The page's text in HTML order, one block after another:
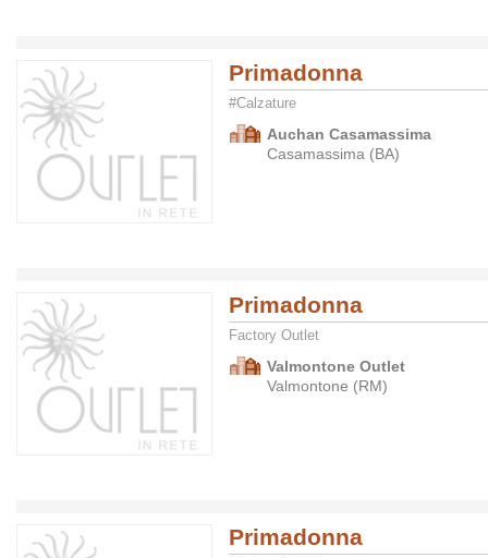
Primadonna
#Calzature
Auchan Casamassima
Casamassima (BA)
Primadonna
Factory Outlet
Valmontone Outlet
Valmontone (RM)
Primadonna